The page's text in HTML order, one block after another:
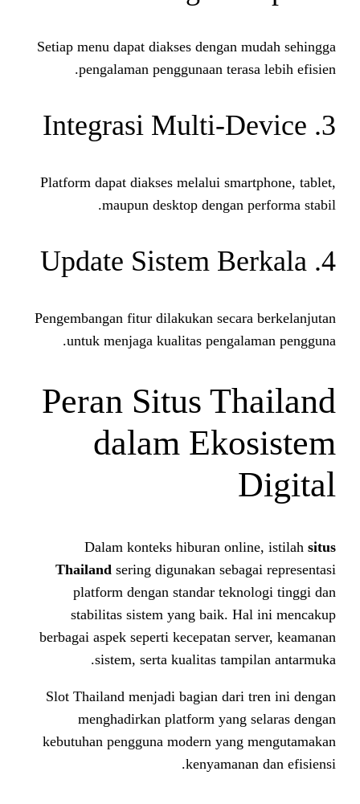
Setiap menu dapat diakses
pengalaman penggunaan
Platform dapat diakses melalui
maupun desktop
Pengembangan fitur dilakukan
untuk menjaga kualitas
Peran Situs
dalam
Dalam konteks hiburan
Thailandsering digunakan
platform dengan standar
stabilitas sistem yang baik.
berbagai aspek seperti kecepatan
sistem, serta kualitas
Slot Thailand menjadi bagian
menghadirkan platform
kebutuhan pengguna modern